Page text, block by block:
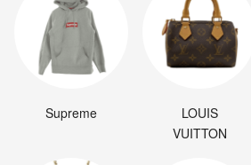
Supreme
LOUIS
VUITTON